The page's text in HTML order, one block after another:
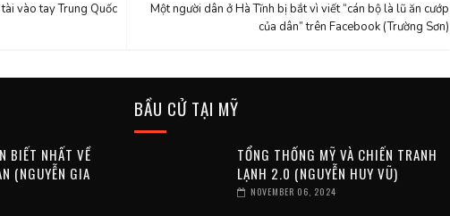
Một người dân ở Hà Tĩnh bị bắt vì viết “cán bộ là lũ ăn cướp
của dân” trên Facebook (Trường Sơn)
vào tay Trung Quốc
BIẾT NHẤT VỀ
(NGUYỄN GIA
BẦU CỬ TẠI MỸ
TỔNG THỐNG MỸ VÀ CHIẾN TRANH
LẠNH 2.0 (NGUYỄN HUY VŨ)
NOVEMBER 06, 2024